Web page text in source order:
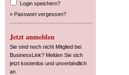
Login speichern?
» Passwort vergessen?
Jetzt anmelden
Sie sind noch nicht Mitglied bei
BusinessLink? Melden Sie sich
jetzt kostenlos und unverbindlich
an.